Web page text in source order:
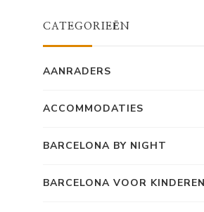
CATEGORIEËN
AANRADERS
ACCOMMODATIES
BARCELONA BY NIGHT
BARCELONA VOOR KINDEREN